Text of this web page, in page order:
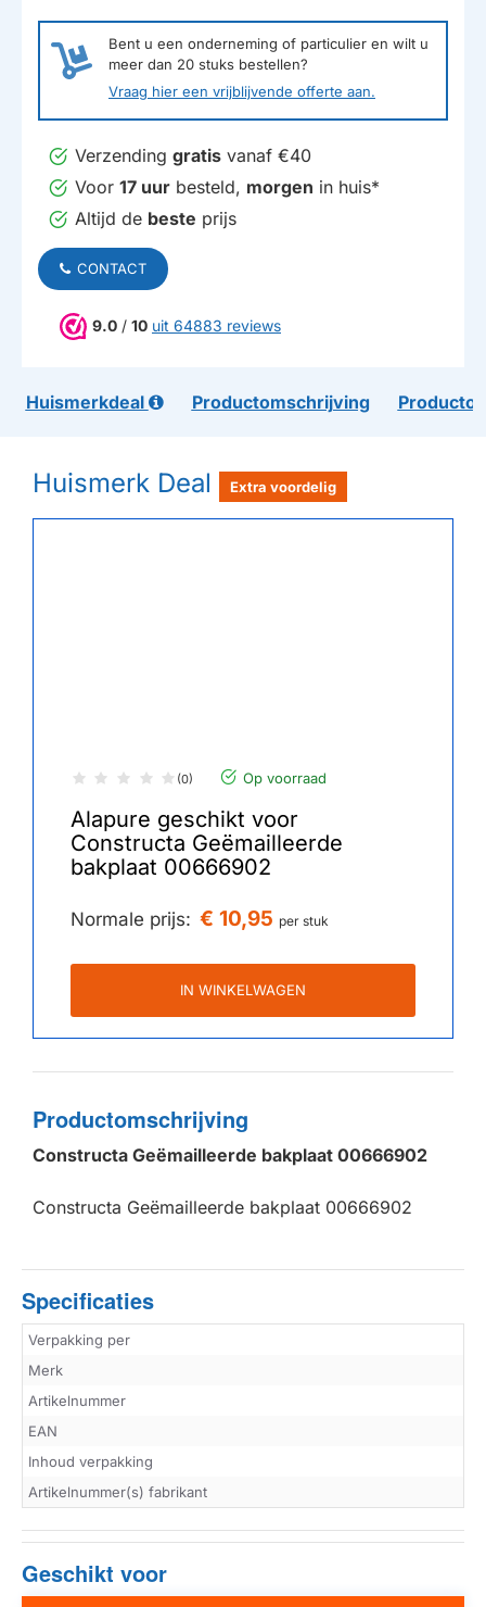
Bent u een onderneming of particulier en wilt u
meer dan 20 stuks bestellen?
Vraag hier een vrijblijvende offerte aan.
Verzending gratis vanaf €40
Voor 17 uur besteld, morgen in huis*
Altijd de beste prijs
CONTACT
9.0 / 10 uit 64883 reviews
Huismerkdeal Productomschrijving
Huismerk Deal Extra voordelig
(0) Op voorraad
Alapure geschikt voor
Constructa Geëmailleerde
bakplaat 00666902
Normale prijs: € 10,95 per stuk
IN WINKELWAGEN
Productomschrijving
Constructa Geëmailleerde bakplaat 00666902
Constructa Geëmailleerde bakplaat 00666902
Specificaties
Verpakking per
Merk
Artikelnummer
EAN
Inhoud verpakking
Artikelnummer(s) fabrikant
Geschikt voor